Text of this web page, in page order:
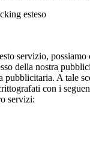
esteso
servizio, possiamo
della nostra
pubblicitaria. A tale
con i
servizi: